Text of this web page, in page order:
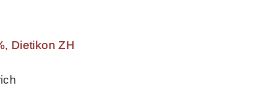
Dietikon ZH